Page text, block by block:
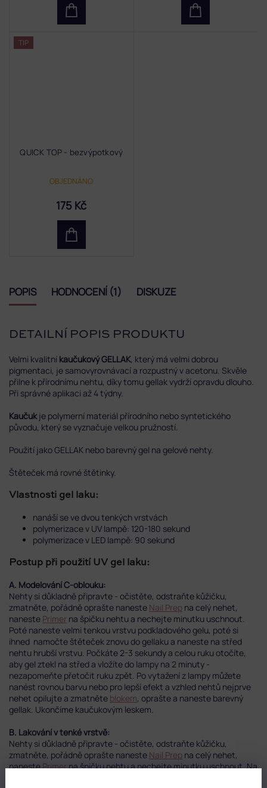
TIP
QUICK TOP - bezvýpotkový
OBJEDNÁNO
175 Kč
POPIS HODNOCENÍ (1) DISKUZE
DETAILNÍ POPIS PRODUKTU
Velmi kvalitní kaučukový GELLAK, který má velmi dobrou
pigmentaci, je samovyrovnávací a rozpustný v acetonu. Skvěle
přilne k přírodnímu nehtu, díky tomu gellak vydrží opravdu dlouho.
Při správné aplikaci až 4 týdny.
Kaučuk je polymerní materiál přírodního nebo syntetického
původu, který se vyznačuje velkou pružností.
Použití jako GELLAK nebo barevný gel na gelové nehty.
Štěteček má rovné štětinky.
Vlastnosti gel laku:
nanáší se ve dvou tenkých vrstvách
polymerizace v UV lampě: 120-180 sekund
polymerizace v LED lampě: 90 sekund
Postup při použití UV gel laku:
A. Modelování C-oblouku:
Nehty si důkladně připravte - očistěte, odstraňte kůžičku,
zmatněte, pořádně oprašte naneste Nail Prep na celý nehet,
naneste Primer na špičku nehtu a nechejte minutku uschnout.
Poté naneste velmi tenkou vrstvu podkladového gelu, poté si
ihned namočte štěteček znovu do gellaku a naneste na střed
nehtu hrubší vrstvu. Počkáte 2-3 sekundy a celou ruku otočíte,
aby gel ztekl na střed a vložíte do lampy na 2 minuty -
nezapomeňte přetočit ruku zpět. Po vytažení z lampy můžete
nanést rovnou barvu nebo pro lepší efekt a vzhled nehtů nejprve
nehet opilujte a zmatněte blokem, oprašte a naneste barevný
gellak. Ukončíme kaučukovým leskem.
B. Lakování v tenké vrstvě:
Nehty si důkladně připravte - očistěte, odstraňte kůžičku,
zmatněte, pořádně oprašte naneste Nail Prep na celý nehet,
nanestePrimerna špičku nehtu a nechejte minutku uschnout. Na